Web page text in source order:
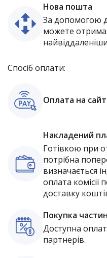
Нова пошта
За допомогою
можете
Спосіб оплати:
Оплата на
Накладений
Готівкою при
потрібна
визначається
оплата комісії
доставку
Покупка
Доступна
партнерів.